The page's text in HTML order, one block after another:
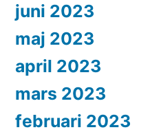
juni 2023
maj 2023
april 2023
mars 2023
februari 2023